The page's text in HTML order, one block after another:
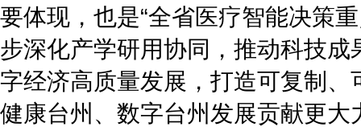
要体现，也是“全省医疗智能决策
步深化产学研用协同，推动科技
字经济高质量发展，打造可复制、
健康台州、数字台州发展贡献更